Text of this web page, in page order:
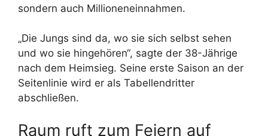
sondern auch Millioneneinnahmen.
„Die Jungs sind da, wo sie sich selbst sehen
und wo sie hingehören“, sagte der 38-Jährige
nach dem Heimsieg. Seine erste Saison an der
Seitenlinie wird er als Tabellendritter
abschließen.
Raum ruft zum Feiern auf